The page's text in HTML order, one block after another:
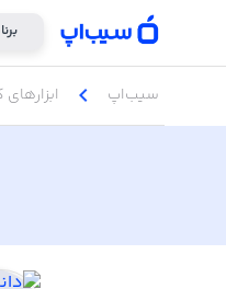
سیب‌اپ chevron_left ابزار‌های